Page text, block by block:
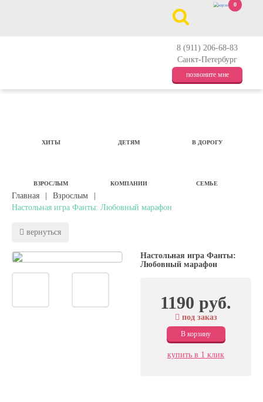
8 (911) 206-68-83
Санкт-Петербург
позвоните мне
0
ХИТЫ ДЕТЯМ В ДОРОГУ
ВЗРОСЛЫМ КОМПАНИИ СЕМЬЕ
Главная Взрослым
Настольная игра Фанты: Любовный марафон
вернуться
Настольная игра Фанты:
Любовный марафон
1190 руб.
под заказ
В корзину
купить в 1 клик